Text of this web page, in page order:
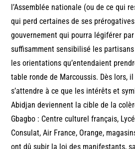
l’Assemblée nationale (ou de ce qui
qui perd certaines de ses
gouvernement qui pourra légiférer
suffisamment sensibilisé les
les orientations qu’entendaient
table ronde de Marcoussis. Dès lors,
s’attendre à ce que les intérêts et
Abidjan deviennent la cible de la
Gbagbo : Centre culturel français,
Consulat, Air France, Orange,
ont dû subir la loi des manifestants,